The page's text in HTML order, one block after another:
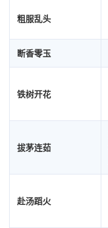
粗服乱头
断香零玉
铁树开花
拔茅连茹
赴汤蹈火